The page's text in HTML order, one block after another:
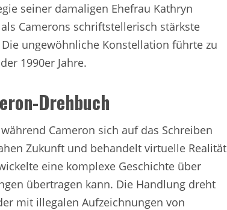
seiner damaligen Ehefrau Kathryn
Camerons schriftstellerisch stärkste
ungewöhnliche Konstellation führte zu
1990er Jahre.
Drehbuch
Cameron sich auf das Schreiben
Zukunft und behandelt virtuelle Realität
eine komplexe Geschichte über
übertragen kann. Die Handlung dreht
mit illegalen Aufzeichnungen von